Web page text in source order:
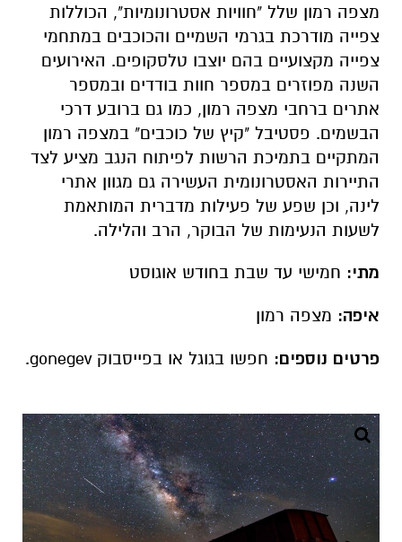
מצפה רמון שלל "חוויות אסטרונומיות", הכוללות
צפייה מודרכת בגרמי השמיים והכוכבים במתחמי
צפייה מקצועיים בהם יוצבו טלסקופים. האירועים
השנה מפוזרים במספר חוות בודדים ובמספר
אתרים ברחבי מצפה רמון, כמו גם ברובע דרכי
הבשמים. פסטיבל "קיץ של כוכבים" במצפה רמון
המתקיים בתמיכת הרשות לפיתוח הנגב מציע לצד
התיירות האסטרונומית העשירה גם מגוון אתרי
לינה, וכן שפע של פעילות מדברית המותאמת
לשעות הנעימות של הבוקר, הרב והלילה.
מתי: חמישי עד שבת בחודש אוגוסט
איפה: מצפה רמון
פרטים נוספים: חפשו בגוגל או בפייסבוק gonegev.